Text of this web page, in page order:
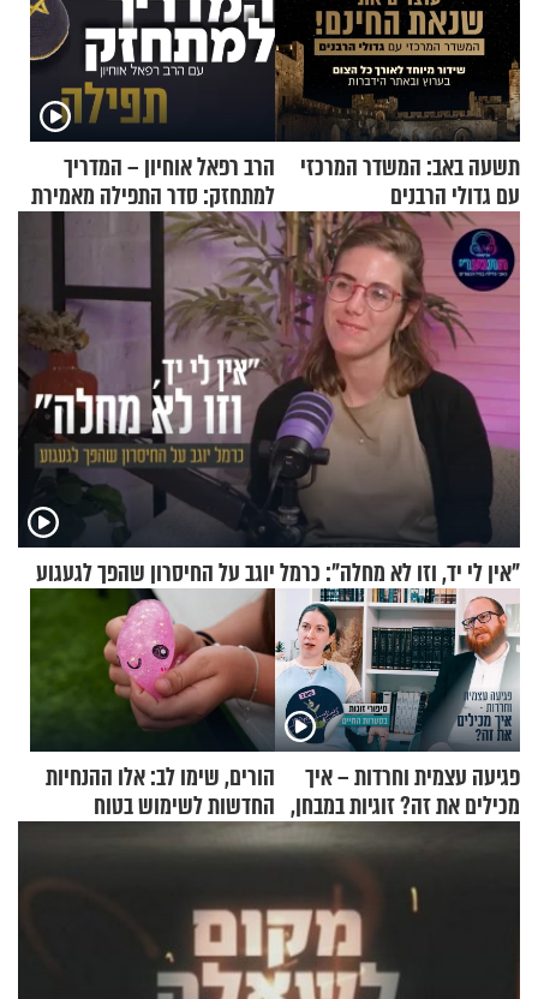
תשעה באב: המשדר המרכזי
עם גדולי הרבנים
הרב רפאל אוחיון – המדריך
למתחזק: סדר התפילה מאמירת
הקורבנות ועד קריאת שמע
"אין לי יד, וזו לא מחלה": כרמל יוגב על החיסרון שהפך לגעגוע
פגיעה עצמית וחרדות – איך
מכילים את זה? זוגיות במבחן,
הפעם עם יהודית ואלתר כהן
הורים, שימו לב: אלו ההנחיות
החדשות לשימוש בטוח
בסקווישי לאחר מקרי אשפוז